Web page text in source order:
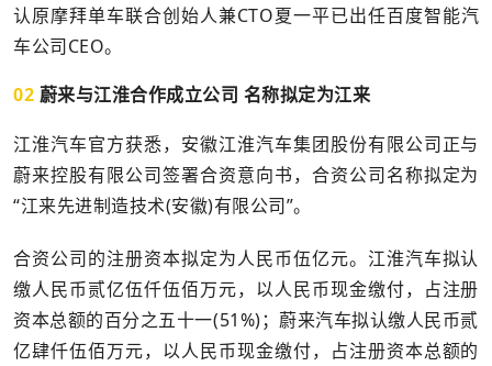
认原摩拜单车联合创始人兼CTO夏一平已出任百度智能汽
车公司CEO。
02 蔚来与江淮合作成立公司 名称拟定为江来
江淮汽车官方获悉，安徽江淮汽车集团股份有限公司正与
蔚来控股有限公司签署合资意向书，合资公司名称拟定为
“江来先进制造技术(安徽)有限公司”。
合资公司的注册资本拟定为人民币伍亿元。江淮汽车拟认
缴人民币贰亿伍仟伍佰万元，以人民币现金缴付，占注册
资本总额的百分之五十一(51%)；蔚来汽车拟认缴人民币贰
亿肆仟伍佰万元，以人民币现金缴付，占注册资本总额的